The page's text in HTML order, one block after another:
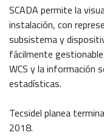
SCADA permite la
instalación, con
subsistema y
fácilmente
WCS y la información
estadísticas.
Tecsidel planea
2018.